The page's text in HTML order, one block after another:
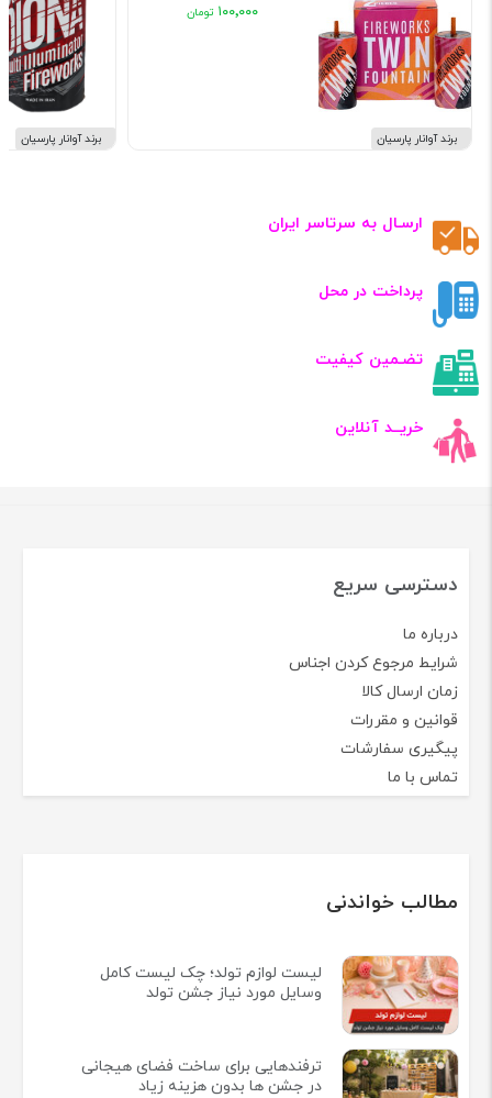
برند آوانار پارسیان
۱۰۰٬۰۰۰
برند آوانار پارسیان
ارسـال به سرتاسر ایران
پرداخت در محل
تضـمین کیفیت
خریــد آنلاین
دسترسی سریع
درباره ما
شرایط مرجوع کردن اجناس
زمان ارسال کالا
قوانین و مقررات
پیگیری سفارشات
تماس با ما
مطالب خواندنی
لیست لوازم تولد؛ چک لیست کامل
وسایل مورد نیاز جشن تولد
ترفندهایی برای ساخت فضای هیجانی
در جشن ها بدون هزینه زیاد